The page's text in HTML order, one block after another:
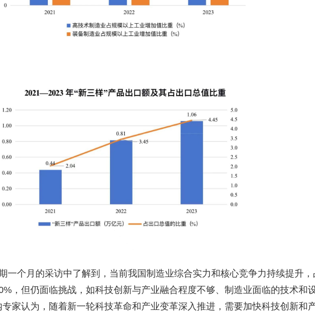
一个月的采访中了解到，当前我国制造业综合实力和核心竞争力持续提升，
，但仍面临挑战，如科技创新与产业融合程度不够、制造业面临的技术和
家认为，随着新一轮科技革命和产业变革深入推进，需要加快科技创新和